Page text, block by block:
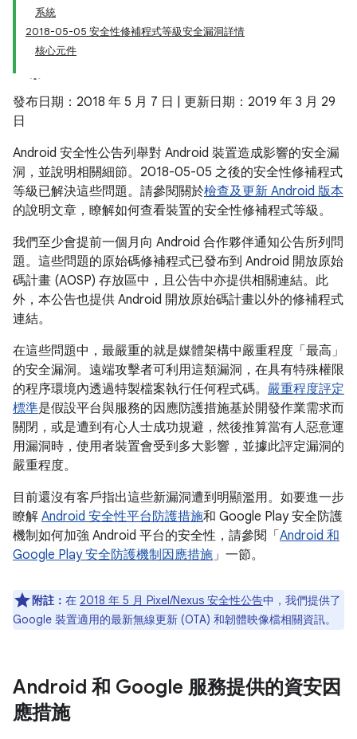
系統
2018-05-05 安全性修補程式等級安全漏洞詳情
核心元件
發布日期：2018 年 5 月 7 日 | 更新日期：2019 年 3 月 29
日
Android 安全性公告列舉對 Android 裝置造成影響的安全漏
洞，並說明相關細節。2018-05-05 之後的安全性修補程式
等級已解決這些問題。請參閱關於檢查及更新 Android 版本
的說明文章，瞭解如何查看裝置的安全性修補程式等級。
我們至少會提前一個月向 Android 合作夥伴通知公告所列問
題。這些問題的原始碼修補程式已發布到 Android 開放原始
碼計畫 (AOSP) 存放區中，且公告中亦提供相關連結。此
外，本公告也提供 Android 開放原始碼計畫以外的修補程式
連結。
在這些問題中，最嚴重的就是媒體架構中嚴重程度「最高」
的安全漏洞。遠端攻擊者可利用這類漏洞，在具有特殊權限
的程序環境內透過特製檔案執行任何程式碼。 嚴重程度評定
標準是假設平台與服務的因應防護措施基於開發作業需求而
關閉，或是遭到有心人士成功規避，然後推算當有人惡意運
用漏洞時，使用者裝置會受到多大影響，並據此評定漏洞的
嚴重程度。
目前還沒有客戶指出這些新漏洞遭到明顯濫用。如要進一步
瞭解 Android 安全性平台防護措施和 Google Play 安全防護
機制如何加強 Android 平台的安全性，請參閱「 Android 和
Google Play 安全防護機制因應措施」一節。
附註： 在 2018 年 5 月 Pixel/Nexus 安全性公告中，我們提供了
Google 裝置適用的最新無線更新 (OTA) 和韌體映像檔相關資訊。
Android 和 Google 服務提供的資安因
應措施